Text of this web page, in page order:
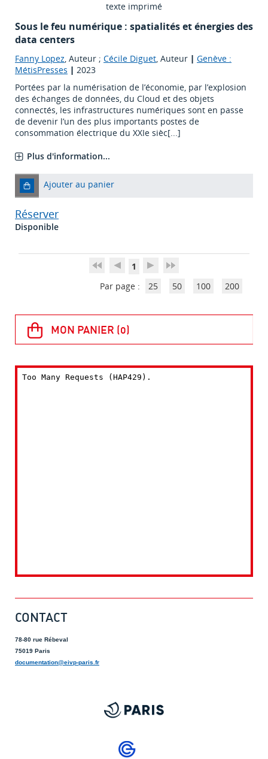
texte imprimé
Sous le feu numérique : spatialités et énergies des
data centers
Fanny Lopez, Auteur ; Cécile Diguet, Auteur | Genève :
MétisPresses | 2023
Portées par la numérisation de l’économie, par l’explosion
des échanges de données, du Cloud et des objets
connectés, les infrastructures numériques sont en passe
de devenir l’un des plus importants postes de
consommation électrique du XXIe sièc[...]
Plus d'information...
Ajouter au panier
Réserver
Disponible
1
Par page :
25 50 100 200
CONTACT
78-80 rue Rébeval
75019 Paris
documentation@eivp-paris.fr